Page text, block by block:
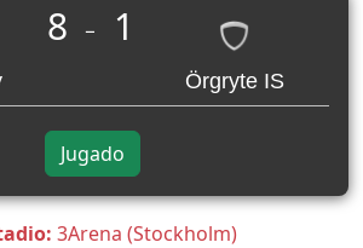
8 _ 1
Örgryte IS
Jugado
3Arena (Stockholm)